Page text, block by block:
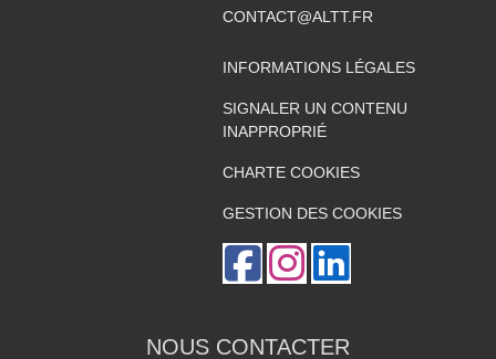
CONTACT@ALTT.FR
INFORMATIONS LÉGALES
SIGNALER UN CONTENU
INAPPROPRIÉ
CHARTE COOKIES
GESTION DES COOKIES
NOUS CONTACTER